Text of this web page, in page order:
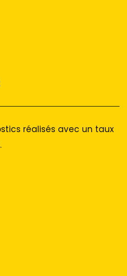
réalisés avec un taux